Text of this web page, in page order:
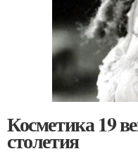
Косметика 19
столетия